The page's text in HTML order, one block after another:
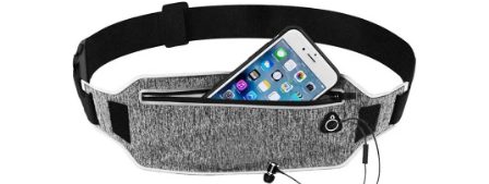
hvězdiček.